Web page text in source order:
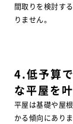
間取りを検討す
りません。
4.低予算
な平屋を
平屋は基礎や屋
かる傾向にありま